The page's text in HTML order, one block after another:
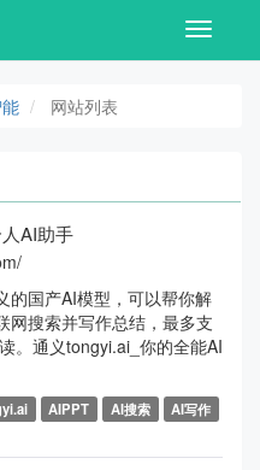
Toggle
网站列表
AI助手
的国产AI模型，可以帮你解
网搜索并写作总结，最多支
。通义tongyi.ai_你的全能AI
AIPPT AI搜索
AI写作